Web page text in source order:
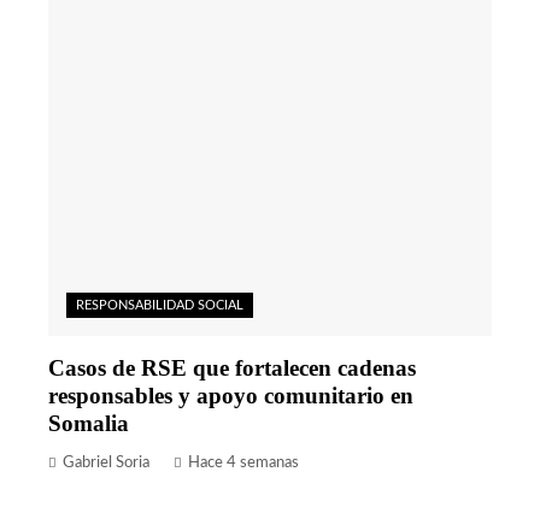
RESPONSABILIDAD SOCIAL
Casos de RSE que fortalecen cadenas
responsables y apoyo comunitario en
Somalia
Gabriel Soria Hace 4 semanas